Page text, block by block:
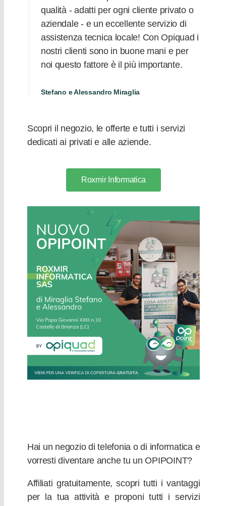
qualità - adatti per ogni cliente privato o
aziendale - e un eccellente servizio di
assistenza tecnica locale! Con Opiquad i
nostri clienti sono in buone mani e per
noi questo fattore è il più importante.
Stefano e Alessandro Miraglia
Scopri il negozio, le offerte e tutti i servizi
dedicati ai privati e alle aziende.
Roxmir Informatica
Hai un negozio di telefonia o di informatica e
vorresti diventare anche tu un OPIPOINT?
Affiliati gratuitamente, scopri tutti i vantaggi
per la tua attività e proponi tutti i servizi